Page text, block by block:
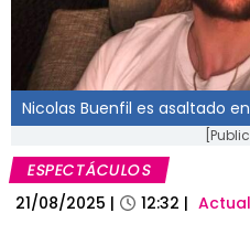
Nicolas Buenfil es asaltado
ESPECTÁCULOS
21/08/2025 | 12:32 |